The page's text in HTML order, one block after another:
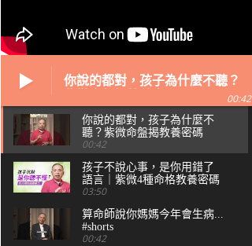
你說的都對，孩子為什麼不聽？
00:42
你說的都對，孩子為什麼不
聽？紫微命盤揭教養密碼
00:42
孩子不說心事，是你用錯了
語言｜紫微4種命格教養密碼
03:50
算命師說你媽媽今年會生病...
#shorts
00:42